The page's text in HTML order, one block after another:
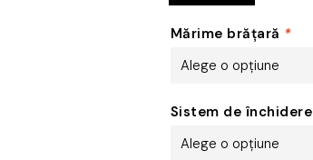
Mărime brățară *
Sistem de închidere